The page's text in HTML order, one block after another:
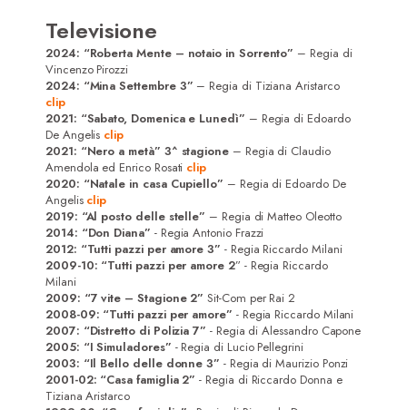
Home
Televisione
2024: “Roberta Mente – notaio in Sorrento” – Regia di
Vincenzo Pirozzi
2024: “Mina Settembre 3” – Regia di Tiziana Aristarco
clip
2021: “Sabato, Domenica e Lunedì” – Regia di Edoardo
De Angelis clip
2021: “Nero a metà” 3^ stagione – Regia di Claudio
Amendola ed Enrico Rosati clip
2020: “Natale in casa Cupiello” – Regia di Edoardo De
Angelis clip
2019: “Al posto delle stelle” – Regia di Matteo Oleotto
2014: “Don Diana” - Regia Antonio Frazzi
2012: “Tutti pazzi per amore 3” - Regia Riccardo Milani
2009-10: “Tutti pazzi per amore 2” - Regia Riccardo
Milani
2009: “7 vite – Stagione 2” Sit-Com per Rai 2
2008-09: “Tutti pazzi per amore” - Regia Riccardo Milani
2007: “Distretto di Polizia 7” - Regia di Alessandro Capone
2005: “I Simuladores” - Regia di Lucio Pellegrini
2003: “Il Bello delle donne 3” - Regia di Maurizio Ponzi
2001-02: “Casa famiglia 2” - Regia di Riccardo Donna e
Tiziana Aristarco